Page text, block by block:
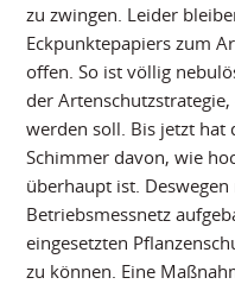
zu zwingen. Leider
Eckpunktepapiers zum
offen. So ist völlig
der
werden soll. Bis jetzt hat
Schimmer davon, wie
überhaupt ist.
Betriebsmessnetz
eingesetzten
zu können. Eine